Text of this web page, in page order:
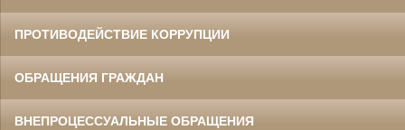
ПРОТИВОДЕЙСТВИЕ КОРРУПЦИИ
ОБРАЩЕНИЯ ГРАЖДАН
ВНЕПРОЦЕССУАЛЬНЫЕ ОБРАЩЕНИЯ